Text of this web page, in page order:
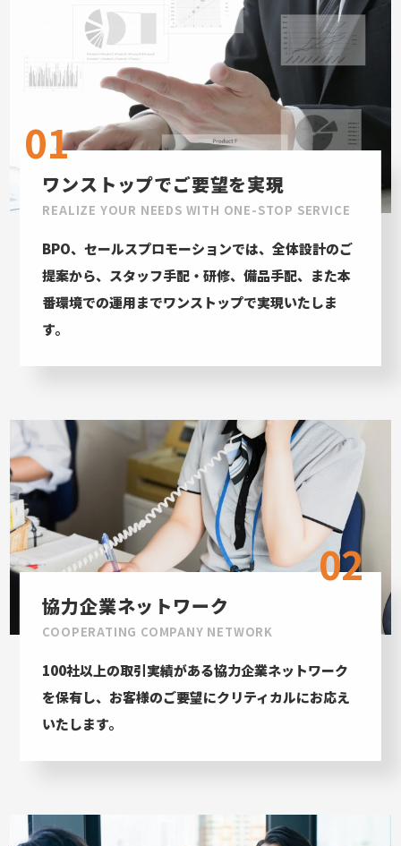
01
ワンストップでご要望を実現
REALIZE YOUR NEEDS WITH ONE-STOP SERVICE
BPO、セールスプロモーションでは、全体設計のご
提案から、スタッフ手配・研修、備品手配、また本
番環境での運用までワンストップで実現いたしま
す。
02
協力企業ネットワーク
COOPERATING COMPANY NETWORK
100社以上の取引実績がある協力企業ネットワーク
を保有し、お客様のご要望にクリティカルにお応え
いたします。